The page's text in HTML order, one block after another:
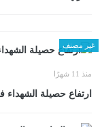
غير مصنف
منذ 11 شهرًا
ارتفاع حصيلة الشهداء في